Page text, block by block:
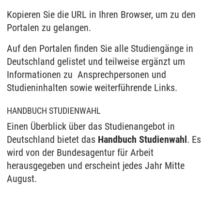
Kopieren Sie die URL in Ihren Browser, um zu den
Portalen zu gelangen.
Auf den Portalen finden Sie alle Studiengänge in
Deutschland gelistet und teilweise ergänzt um
Informationen zu Ansprechpersonen und
Studieninhalten sowie weiterführende Links.
HANDBUCH STUDIENWAHL
Einen Überblick über das Studienangebot in
Deutschland bietet das Handbuch Studienwahl. Es
wird von der Bundesagentur für Arbeit
herausgegeben und erscheint jedes Jahr Mitte
August.